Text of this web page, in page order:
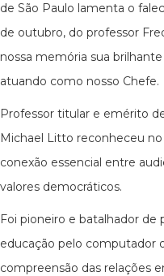
de São Paulo lamenta o
de outubro, do professor
nossa memória sua
atuando como nosso Chefe.
Professor titular e emérito
Michael Litto reconheceu
conexão essencial entre
valores democráticos.
Foi pioneiro e batalhador de
educação pelo computador
compreensão das relações